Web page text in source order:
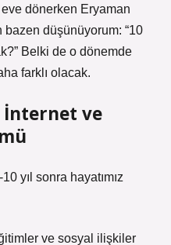
eve dönerken Eryaman
bazen düşünüyorum: “10
Belki de o dönemde
farklı olacak.
İnternet ve
yıl sonra hayatımız
ve sosyal ilişkiler